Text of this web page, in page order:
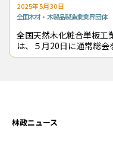
遠藤
かなり厳しいルールだ。
るのか。
径・高さなどのデータを現
基づいて伐採木を選定して
2025年5月30日
全国木材・木製品製造業業界団体
全国天然木化粧合単板工
は、５月20日に通常総会を行った。 山下光
バウンドの増加で、ホテ
林政ニュース